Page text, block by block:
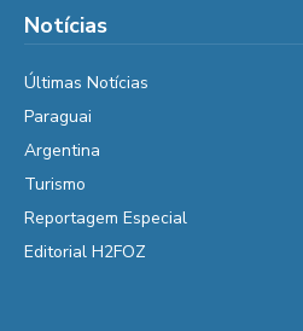
Notícias
Últimas Notícias
Paraguai
Argentina
Turismo
Reportagem Especial
Editorial H2FOZ